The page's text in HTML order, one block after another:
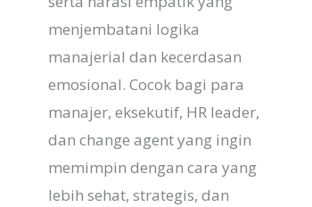
menjembatani logika
manajerial dan kecerdasan
emosional. Cocok bagi para
manajer, eksekutif, HR leader,
dan change agent yang ingin
memimpin dengan cara yang
lebih sehat, strategis, dan